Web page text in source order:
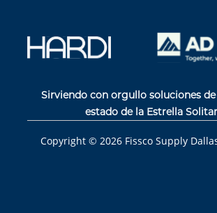
Sirviendo con orgullo soluciones de
estado de la Estrella
Copyright © 2026 Fissco Supply